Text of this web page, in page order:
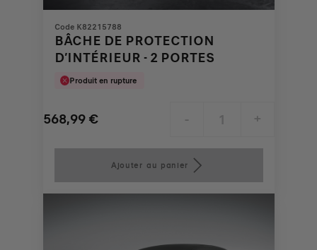
Code K82215788
BÂCHE DE PROTECTION
D’INTÉRIEUR - 2 PORTES
Produit en rupture
568,99 €
Price
568,99
€
- +
Quantity
to:
1
Ajouter au panier